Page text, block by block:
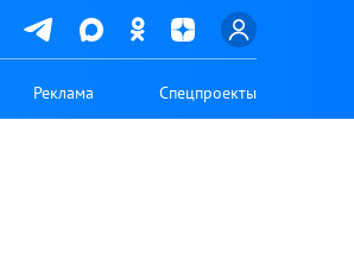
Реклама Спецпроекты